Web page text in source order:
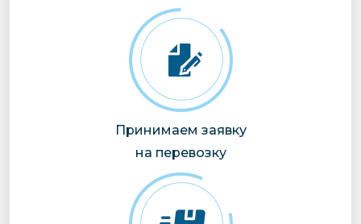
Принимаем заявку
на перевозку